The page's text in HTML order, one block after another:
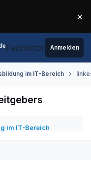
×
Fachinformatiker.de
Anmelden
im IT-Bereich
im IT-Bereich